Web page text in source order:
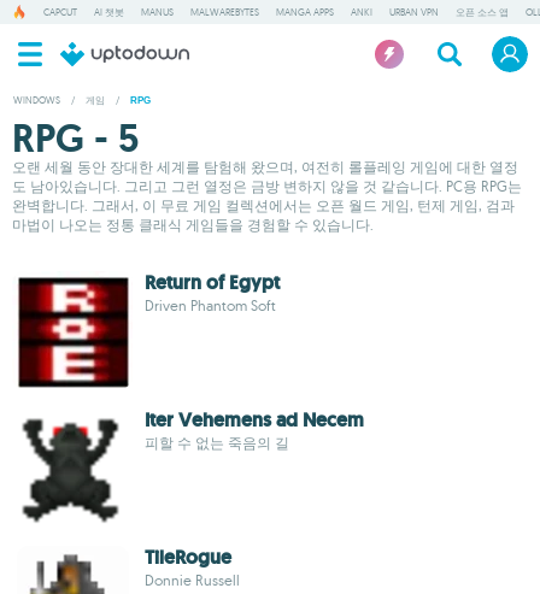
CAPCUT AI 챗봇 MANUS MALWAREBYTES MANGA APPS ANKI URBAN VPN 오픈 소스 앱
WINDOWS / 게임 / RPG
RPG - 5
오랜 세월 동안 장대한 세계를 탐험해 왔으며, 여전히 롤플레잉 게임에 대한 열정
도 남아있습니다. 그리고 그런 열정은 금방 변하지 않을 것 같습니다. PC용 RPG는
완벽합니다. 그래서, 이 무료 게임 컬렉션에서는 오픈 월드 게임, 턴제 게임, 검과
마법이 나오는 정통 클래식 게임들을 경험할 수 있습니다.
Return of Egypt
Driven Phantom Soft
Iter Vehemens ad Necem
피할 수 없는 죽음의 길
TileRogue
Donnie Russell